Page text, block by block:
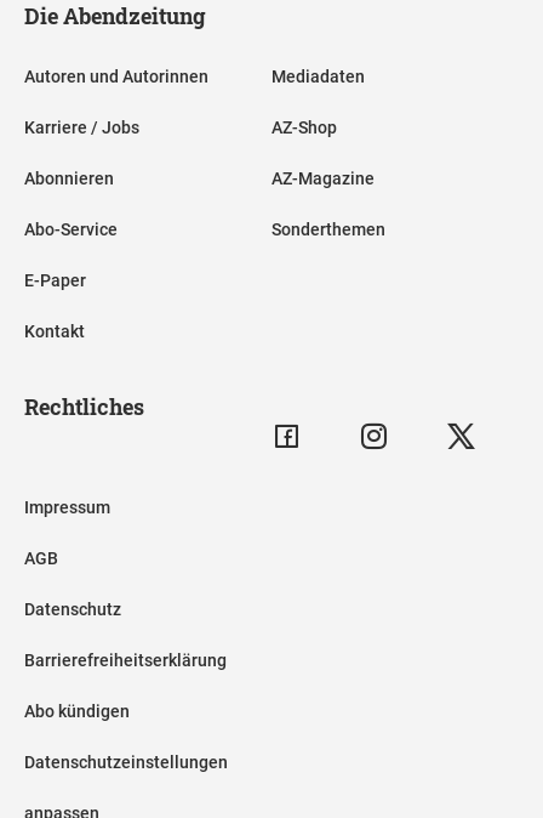
Die Abendzeitung
Autoren und Autorinnen
Karriere / Jobs
Abonnieren
Abo-Service
E-Paper
Kontakt
Mediadaten
AZ-Shop
AZ-Magazine
Sonderthemen
Rechtliches
Impressum
AGB
Datenschutz
Barrierefreiheitserklärung
Abo kündigen
Datenschutzeinstellungen
anpassen